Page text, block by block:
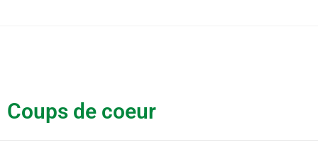
Coups de coeur